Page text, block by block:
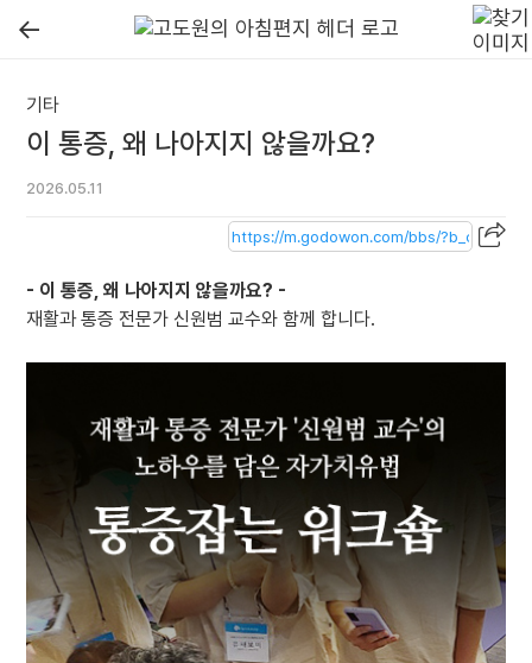
←
기타
이 통증, 왜 나아지지 않을까요?
2026.05.11
- 이 통증, 왜 나아지지 않을까요? -
재활과 통증 전문가 신원범 교수와 함께 합니다.